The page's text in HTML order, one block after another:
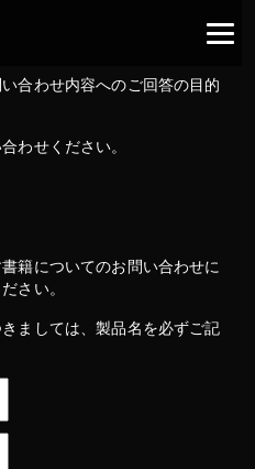
合わせ内容へのご回答の目的
わせください。
籍についてのお問い合わせに
さい。
ましては、製品名を必ずご記